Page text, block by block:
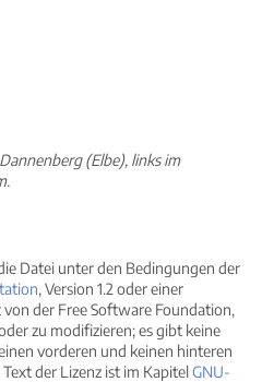
(Elbe), links im
Datei unter den Bedingungen der
, Version 1.2 oder einer
der Free Software Foundation,
zu modifizieren; es gibt keine
vorderen und keinen hinteren
der Lizenz ist im Kapitel GNU-